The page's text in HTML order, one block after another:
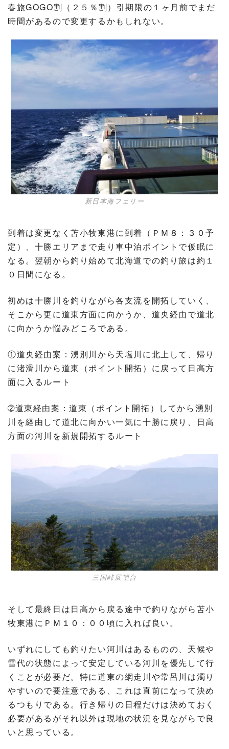
春旅GOGO割（２５％割）引期限の１ヶ月前でまだ
時間があるので変更するかもしれない。
新日本海フェリー
到着は変更なく苫小牧東港に到着（ＰＭ８：３０予
定）、十勝エリアまで走り車中泊ポイントで仮眠に
なる。翌朝から釣り始めて北海道での釣り旅は約１
０日間になる。
初めは十勝川を釣りながら各支流を開拓していく、
そこから更に道東方面に向かうか、道央経由で道北
に向かうか悩みどころである。
①道央経由案：湧別川から天塩川に北上して、帰り
に渚滑川から道東（ポイント開拓）に戻って日高方
面に入るルート
➁道東経由案：道東（ポイント開拓）してから湧別
川を経由して道北に向かい一気に十勝に戻り、日高
方面の河川を新規開拓するルート
三国峠展望台
そして最終日は日高から戻る途中で釣りながら苫小
牧東港にＰＭ１０：００頃に入れば良い。
いずれにしても釣りたい河川はあるものの、天候や
雪代の状態によって安定している河川を優先して行
くことが必要だ。特に道東の網走川や常呂川は濁り
やすいので要注意である、これは直前になって決め
るつもりである。行き帰りの日程だけは決めておく
必要があるがそれ以外は現地の状況を見ながらで良
いと思っている。